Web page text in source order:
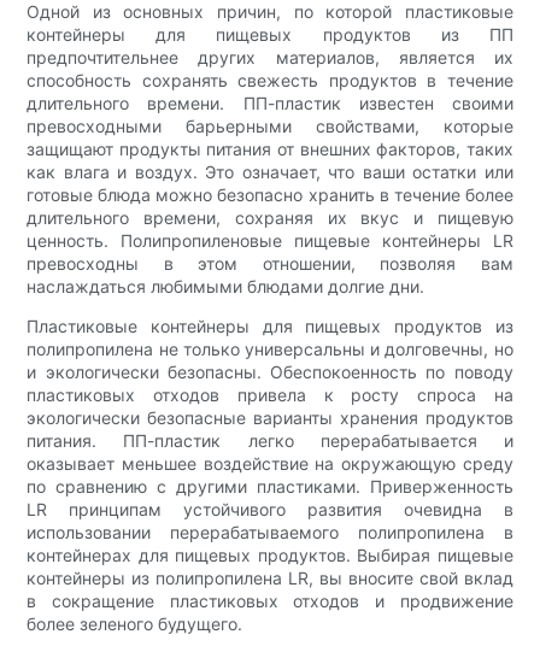
Одной из основных причин, по которой пластиковые
контейнеры для пищевых продуктов из ПП
предпочтительнее других материалов, является их
способность сохранять свежесть продуктов в течение
длительного времени. ПП-пластик известен своими
превосходными барьерными свойствами, которые
защищают продукты питания от внешних факторов, таких
как влага и воздух. Это означает, что ваши остатки или
готовые блюда можно безопасно хранить в течение более
длительного времени, сохраняя их вкус и пищевую
ценность. Полипропиленовые пищевые контейнеры LR
превосходны в этом отношении, позволяя вам
наслаждаться любимыми блюдами долгие дни.
Пластиковые контейнеры для пищевых продуктов из
полипропилена не только универсальны и долговечны, но
и экологически безопасны. Обеспокоенность по поводу
пластиковых отходов привела к росту спроса на
экологически безопасные варианты хранения продуктов
питания. ПП-пластик легко перерабатывается и
оказывает меньшее воздействие на окружающую среду
по сравнению с другими пластиками. Приверженность
LR принципам устойчивого развития очевидна в
использовании перерабатываемого полипропилена в
контейнерах для пищевых продуктов. Выбирая пищевые
контейнеры из полипропилена LR, вы вносите свой вклад
в сокращение пластиковых отходов и продвижение
более зеленого будущего.